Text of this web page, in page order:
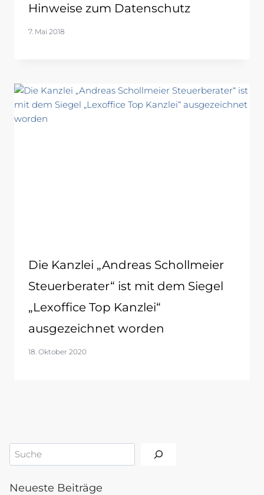
Hinweise zum Datenschutz
7. Mai 2018
Die Kanzlei „Andreas Schollmeier
Steuerberater“ ist mit dem Siegel
„Lexoffice Top Kanzlei“
ausgezeichnet worden
18. Oktober 2020
Suchen
Neueste Beiträge